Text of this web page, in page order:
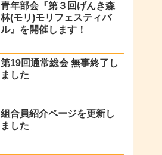
青年部会『第３回げんき森
林(モリ)モリフェスティバ
ル』を開催します！
第19回通常総会 無事終了し
ました
組合員紹介ページを更新し
ました